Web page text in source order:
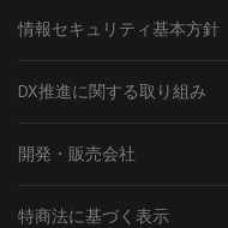
情報セキュリティ基本方針
DX推進に関する取り組み
開発・販売会社
特商法に基づく表示